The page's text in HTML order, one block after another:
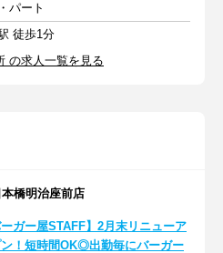
パート
徒歩1分
の求人一覧を見る
橋明治座前店
ーガー屋STAFF】2月末リニューア
！短時間OK◎出勤毎にバーガー